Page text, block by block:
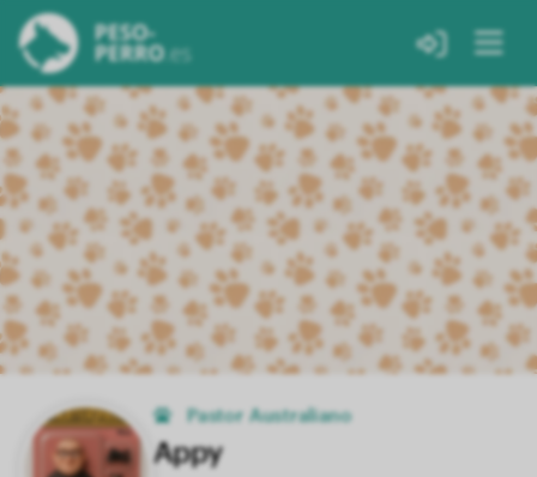
Pastor Australiano
Appy